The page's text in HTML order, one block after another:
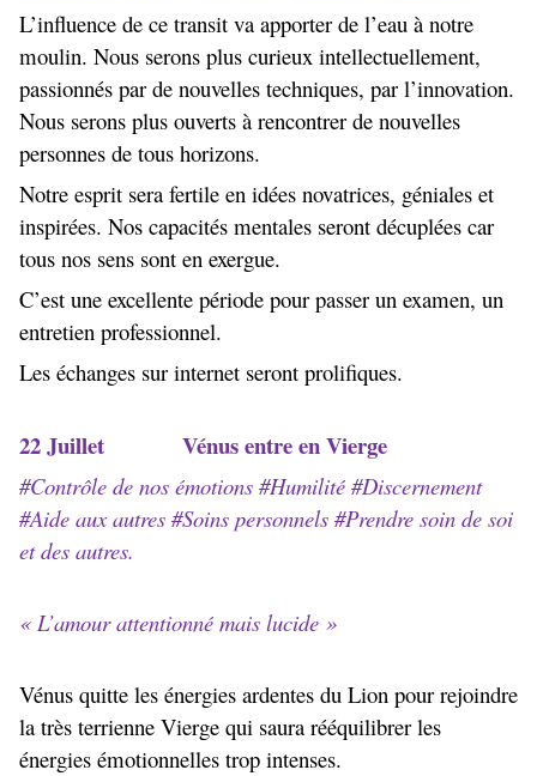
L’influence de ce transit va apporter de l’eau à notre
moulin. Nous serons plus curieux intellectuellement,
passionnés par de nouvelles techniques, par l’innovation.
Nous serons plus ouverts à rencontrer de nouvelles
personnes de tous horizons.
Notre esprit sera fertile en idées novatrices, géniales et
inspirées. Nos capacités mentales seront décuplées car
tous nos sens sont en exergue.
C’est une excellente période pour passer un examen, un
entretien professionnel.
Les échanges sur internet seront prolifiques.
22 Juillet Vénus entre en Vierge
#Contrôle de nos émotions #Humilité #Discernement
#Aide aux autres #Soins personnels #Prendre soin de soi
et des autres.
« L’amour attentionné mais lucide »
Vénus quitte les énergies ardentes du Lion pour rejoindre
la très terrienne Vierge qui saura rééquilibrer les
énergies émotionnelles trop intenses.